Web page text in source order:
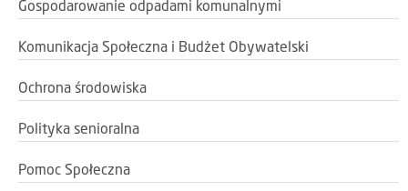
Gospodarowanie odpadami komunalnymi
Komunikacja Społeczna i Budżet Obywatelski
Ochrona środowiska
Polityka senioralna
Pomoc Społeczna